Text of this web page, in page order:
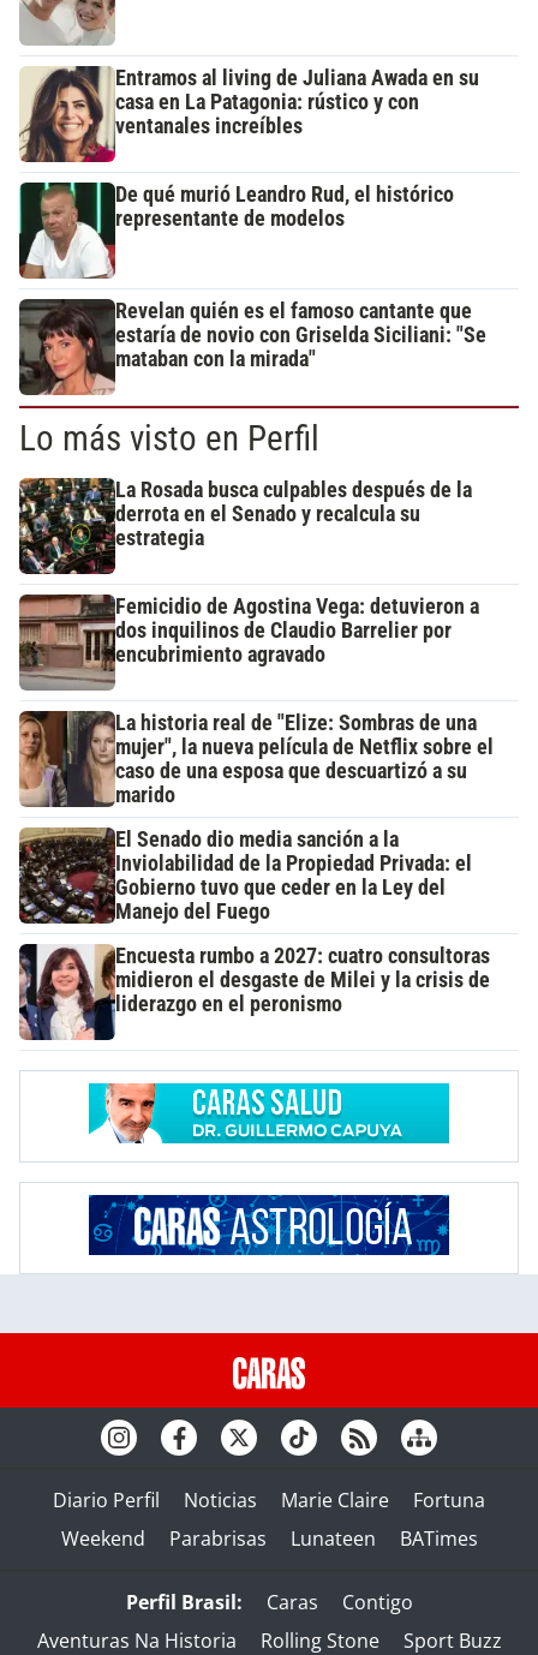
Entramos al living de Juliana Awada en su
casa en La Patagonia: rústico y con
ventanales increíbles
De qué murió Leandro Rud, el histórico
representante de modelos
Revelan quién es el famoso cantante que
estaría de novio con Griselda Siciliani: "Se
mataban con la mirada"
Lo más visto en Perfil
La Rosada busca culpables después de la
derrota en el Senado y recalcula su
estrategia
Femicidio de Agostina Vega: detuvieron a
dos inquilinos de Claudio Barrelier por
encubrimiento agravado
La historia real de "Elize: Sombras de una
mujer", la nueva película de Netflix sobre el
caso de una esposa que descuartizó a su
marido
El Senado dio media sanción a la
Inviolabilidad de la Propiedad Privada: el
Gobierno tuvo que ceder en la Ley del
Manejo del Fuego
Encuesta rumbo a 2027: cuatro consultoras
midieron el desgaste de Milei y la crisis de
liderazgo en el peronismo
Diario Perfil Noticias Marie Claire
Fortuna
Weekend
Parabrisas Lunateen BATimes
Perfil Brasil: Caras
Contigo
Aventuras Na Historia
Rolling Stone Sport Buzz